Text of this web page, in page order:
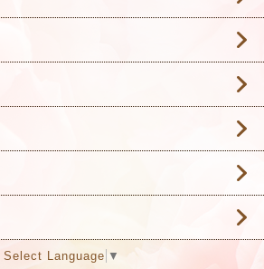
Select Language ▼